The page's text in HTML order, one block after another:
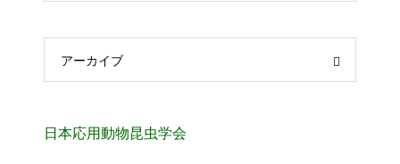
アーカイブ
日本応用動物昆虫学会